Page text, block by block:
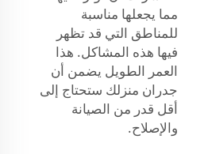
مما يجعلها مناسبة
للمناطق التي قد تظهر
فيها هذه المشاكل. هذا
العمر الطويل يضمن أن
جدران منزلك ستحتاج إلى
أقل قدر من الصيانة
والإصلاح.